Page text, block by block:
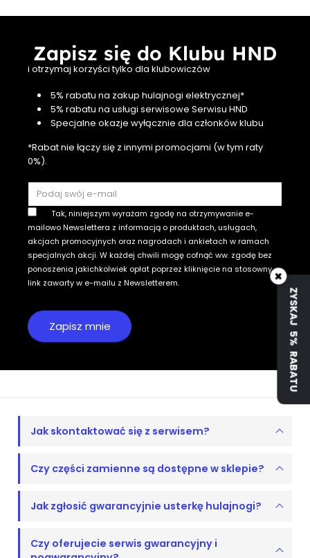
Zapisz się do Klubu HND
i otrzymaj korzyści tylko dla klubowiczów
5% rabatu na zakup hulajnogi elektrycznej*
5% rabatu na usługi serwisowe Serwisu HND
Specjalne okazje wyłącznie dla członków klubu
*Rabat nie łączy się z innymi promocjami (w tym raty
0%).
Tak, niniejszym wyrażam zgodę na otrzymywanie e-
mailowo Newslettera z informacją o produktach, usługach,
akcjach promocyjnych oraz nagrodach i ankietach w ramach
specjalnych akcji. W każdej chwili mogę cofnąć ww. zgodę bez
ponoszenia jakichkolwiek opłat poprzez kliknięcie na stosowny
link zawarty w e-mailu z Newsletterem.
Jak skontaktować się z serwisem?
Czy części zamienne są dostępne w sklepie?
Jak zgłosić gwarancyjnie usterkę hulajnogi?
Czy oferujecie serwis gwarancyjny i
×
ZYSKAJ 5% RABATU